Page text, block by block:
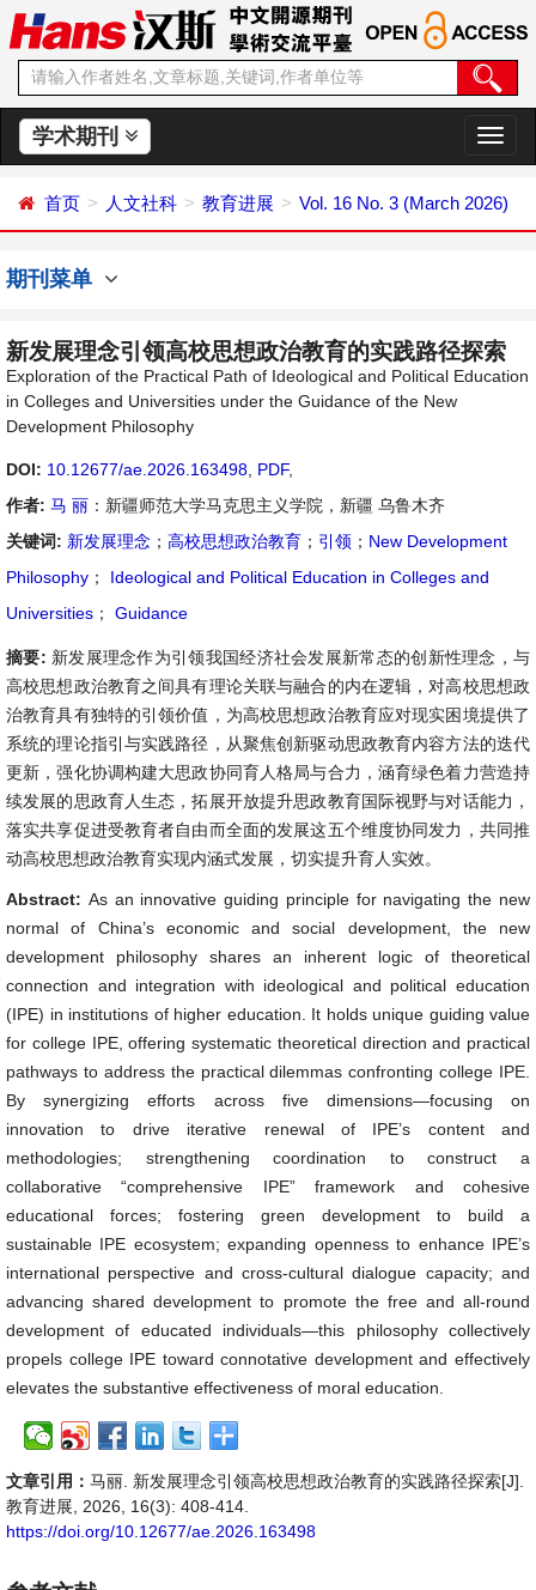
学术期刊
切
换
航
首页 人文社科 教育进展 Vol. 16 No. 3 (March 2026)
期刊菜单
新发展理念引领高校思想政治教育的实践路径探索
Exploration of the Practical Path of Ideological and Political Education
in Colleges and Universities under the Guidance of the New
Development Philosophy
DOI: 10.12677/ae.2026.163498 PDF,
作者: 马 丽 ：新疆师范大学马克思主义学院，新疆 乌鲁木齐
关键词: 新发展理念 ； 高校思想政治教育 ； 引领 ； New Development
Philosophy ；
Ideological and Political Education in Colleges and
Universities ； Guidance
摘要: 新发展理念作为引领我国经济社会发展新常态的创新性理念，与
高校思想政治教育之间具有理论关联与融合的内在逻辑，对高校思想政
治教育具有独特的引领价值，为高校思想政治教育应对现实困境提供了
系统的理论指引与实践路径，从聚焦创新驱动思政教育内容方法的迭代
更新，强化协调构建大思政协同育人格局与合力，涵育绿色着力营造持
续发展的思政育人生态，拓展开放提升思政教育国际视野与对话能力，
落实共享促进受教育者自由而全面的发展这五个维度协同发力，共同推
动高校思想政治教育实现内涵式发展，切实提升育人实效。
Abstract: As an innovative guiding principle for navigating the new
normal of China’s economic and social development, the new
development philosophy shares an inherent logic of theoretical
connection and integration with ideological and political education
(IPE) in institutions of higher education. It holds unique guiding value
for college IPE, offering systematic theoretical direction and practical
pathways to address the practical dilemmas confronting college IPE.
By synergizing efforts across five dimensions—focusing on
innovation to drive iterative renewal of IPE’s content and
methodologies; strengthening coordination to construct a
collaborative “comprehensive IPE” framework and cohesive
educational forces; fostering green development to build a
sustainable IPE ecosystem; expanding openness to enhance IPE’s
international perspective and cross-cultural dialogue capacity; and
advancing shared development to promote the free and all-round
development of educated individuals—this philosophy collectively
propels college IPE toward connotative development and effectively
elevates the substantive effectiveness of moral education.
文章引用： 马丽. 新发展理念引领高校思想政治教育的实践路径探索[J].
教育进展, 2026, 16(3): 408-414.
https://doi.org/10.12677/ae.2026.163498